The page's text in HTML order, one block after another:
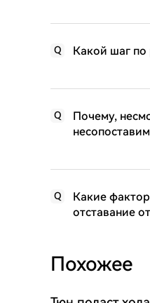
Q Какой шаг по
Q
Почему,
Q
Какие
отставание
Похожее